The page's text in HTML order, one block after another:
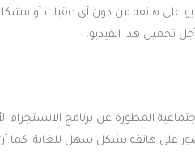
على هاتفه من دون أي عقبات أو
تحميل هذا الفيديو.
المطورة عن برنامج